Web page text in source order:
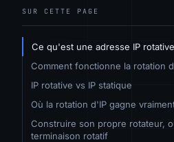
SUR CETTE PAGE
Ce qu'est une adresse IP rotative
Comment fonctionne la rotation
IP rotative vs IP statique
Où la rotation d'IP gagne
Construire son propre rotateur,
terminaison rotatif